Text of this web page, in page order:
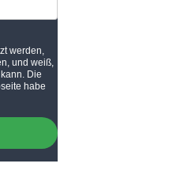
werden,
und weiß,
Die
habe